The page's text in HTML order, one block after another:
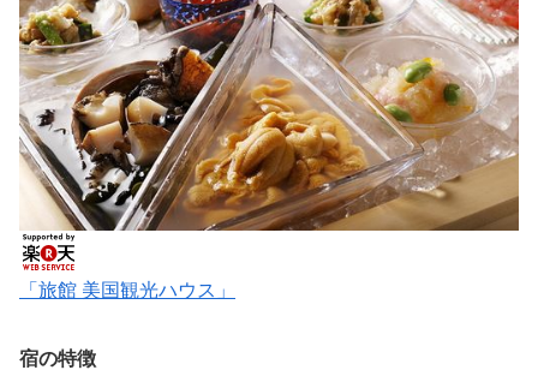
「旅館 美国観光ハウス」
宿の特徴